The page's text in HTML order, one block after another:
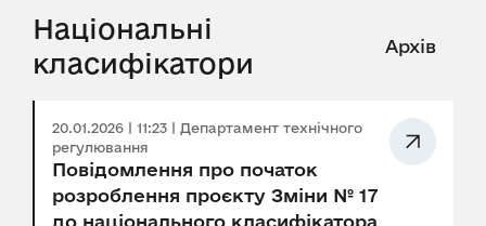
Національні
класифікатори
Архів
20.01.2026 | 11:23 | Департамент технічного
регулювання
Повідомлення про початок
розроблення проєкту Зміни № 17
до національного класифікатора